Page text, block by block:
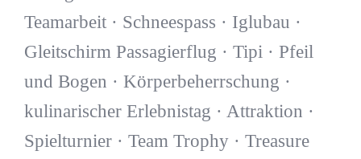
Teamarbeit · Schneespass · Iglubau ·
Gleitschirm Passagierflug · Tipi · Pfeil
und Bogen · Körperbeherrschung ·
kulinarischer Erlebnistag · Attraktion ·
Spielturnier · Team Trophy · Treasure